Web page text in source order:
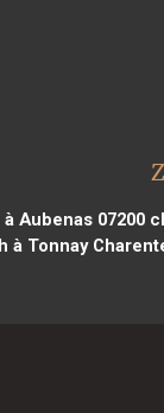
Aubenas 07200
à Tonnay